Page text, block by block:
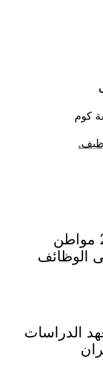
كوم
الخدمة المدنية تدعو 2489 مواطن
الوظائف
الدراسات